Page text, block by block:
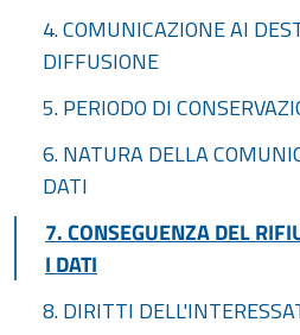
4. COMUNICAZIONE AI
DIFFUSIONE
5. PERIODO DI
6. NATURA DELLA
DATI
7. CONSEGUENZA DEL
I DATI
8. DIRITTI